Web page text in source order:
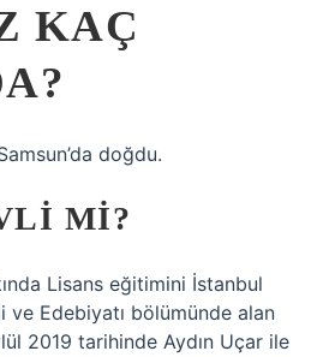
KAÇ
doğdu.
MI?
Lisans eğitimini İstanbul
ve Edebiyatı bölümünde alan
2019 tarihinde Aydın Uçar ile